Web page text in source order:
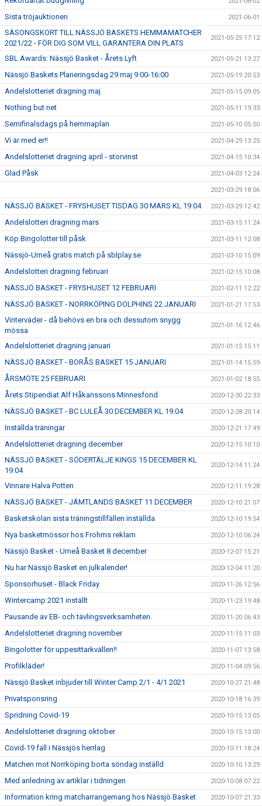
Sista tröjauktionen 2021-06-01
SÄSONGSKORT TILL NÄSSJÖ BASKETS HEMMAMATCHER
2021/22 - FÖR DIG SOM VILL GARANTERA DIN PLATS
2021-05-25 17:12
SBL Awards: Nässjö Basket - Årets Lyft 2021-05-21 13:27
Nässjö Baskets Planeringsdag 29 maj 9:00-16:00 2021-05-19 20:53
Andelslotteriet dragning maj 2021-05-15 09:05
Nothing but net 2021-05-11 19:33
Semifinalsdags på hemmaplan 2021-05-10 05:50
Vi är med er!! 2021-04-29 13:25
Andelslotteriet dragning april - storvinst 2021-04-15 10:34
Glad Påsk 2021-04-03 12:24
2021-03-29 18:06
NÄSSJÖ BASKET - FRYSHUSET TISDAG 30 MARS KL 19:04 2021-03-29 12:42
Andelslotteri dragning mars 2021-03-15 11:24
Köp Bingolotter till påsk 2021-03-11 12:08
Nässjö-Umeå gratis match på sblplay.se 2021-03-10 15:09
Andelslotteri dragning februari 2021-02-15 10:08
NÄSSJÖ BASKET - FRYSHUSET 12 FEBRUARI 2021-02-11 12:22
NÄSSJÖ BASKET - NORRKÖPING DOLPHINS 22 JANUARI 2021-01-21 17:53
Vinterväder - då behövs en bra och dessutom snygg
mössa
2021-01-16 12:46
Andelslotteriet dragning januari 2021-01-15 15:11
NÄSSJÖ BASKET - BORÅS BASKET 15 JANUARI 2021-01-14 15:59
ÅRSMÖTE 25 FEBRUARI 2021-01-02 18:55
Årets Stipendiat Alf Håkanssons Minnesfond 2020-12-30 22:33
NÄSSJÖ BASKET - BC LULEÅ 30 DECEMBER KL 19.04 2020-12-28 20:14
Inställda träningar 2020-12-21 17:49
Andelslotteriet dragning december 2020-12-15 10:10
NÄSSJÖ BASKET - SÖDERTÄLJE KINGS 15 DECEMBER KL
19:04
2020-12-14 11:24
Vinnare Halva Potten 2020-12-11 19:28
NÄSSJÖ BASKET - JÄMTLANDS BASKET 11 DECEMBER 2020-12-10 21:07
Basketskolan sista träningstillfällen inställda 2020-12-10 19:54
Nya basketmössor hos Frohms reklam 2020-12-10 06:24
Nässjö Basket - Umeå Basket 8 december 2020-12-07 15:21
Nu har Nässjö Basket en julkalender! 2020-12-04 11:20
Sponsorhuset - Black Friday 2020-11-26 12:56
Wintercamp 2021 inställt 2020-11-23 19:48
Pausande av EB- och tävlingsverksamheten. 2020-11-20 06:43
Andelslotteriet dragning november 2020-11-15 11:03
Bingolotter för uppesittarkvällen!! 2020-11-07 13:58
Profilkläder! 2020-11-04 09:56
Nässjö Basket inbjuder till Winter Camp 2/1 - 4/1 2021 2020-10-27 21:48
Privatsponsring 2020-10-18 16:39
Spridning Covid-19 2020-10-15 13:05
Andelslotteriet dragning oktober 2020-10-15 13:00
Covid-19 fall i Nässjös herrlag 2020-10-11 18:24
Matchen mot Norrköping borta söndag inställd 2020-10-10 13:29
Med anledning av artiklar i tidningen 2020-10-08 07:22
Information kring matcharrangemang hos Nässjö Basket 2020-10-07 21:33